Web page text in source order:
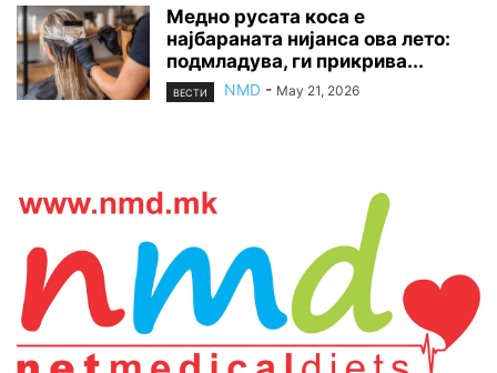
Медно русата коса е
најбараната нијанса ова лето:
подмладува, ги прикрива...
ВЕСТИ NMD - May 21, 2026